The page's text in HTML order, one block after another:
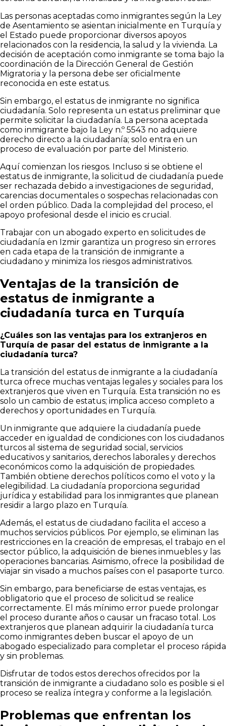
Las personas aceptadas como inmigrantes según la Ley
de Asentamiento se asientan inicialmente en Turquía y
el Estado puede proporcionar diversos apoyos
relacionados con la residencia, la salud y la vivienda. La
decisión de aceptación como inmigrante se toma bajo la
coordinación de la Dirección General de Gestión
Migratoria y la persona debe ser oficialmente
reconocida en este estatus.
Sin embargo, el estatus de inmigrante no significa
ciudadanía. Solo representa un estatus preliminar que
permite solicitar la ciudadanía. La persona aceptada
como inmigrante bajo la Ley n.º 5543 no adquiere
derecho directo a la ciudadanía; solo entra en un
proceso de evaluación por parte del Ministerio.
Aquí comienzan los riesgos. Incluso si se obtiene el
estatus de inmigrante, la solicitud de ciudadanía puede
ser rechazada debido a investigaciones de seguridad,
carencias documentales o sospechas relacionadas con
el orden público. Dada la complejidad del proceso, el
apoyo profesional desde el inicio es crucial.
Trabajar con un abogado experto en solicitudes de
ciudadanía en Izmir garantiza un progreso sin errores
en cada etapa de la transición de inmigrante a
ciudadano y minimiza los riesgos administrativos.
Ventajas de la transición de
estatus de inmigrante a
ciudadanía turca en Turquía
¿Cuáles son las ventajas para los extranjeros en
Turquía de pasar del estatus de inmigrante a la
ciudadanía turca?
La transición del estatus de inmigrante a la ciudadanía
turca ofrece muchas ventajas legales y sociales para los
extranjeros que viven en Turquía. Esta transición no es
solo un cambio de estatus; implica acceso completo a
derechos y oportunidades en Turquía.
Un inmigrante que adquiere la ciudadanía puede
acceder en igualdad de condiciones con los ciudadanos
turcos al sistema de seguridad social, servicios
educativos y sanitarios, derechos laborales y derechos
económicos como la adquisición de propiedades.
También obtiene derechos políticos como el voto y la
elegibilidad. La ciudadanía proporciona seguridad
jurídica y estabilidad para los inmigrantes que planean
residir a largo plazo en Turquía.
Además, el estatus de ciudadano facilita el acceso a
muchos servicios públicos. Por ejemplo, se eliminan las
restricciones en la creación de empresas, el trabajo en el
sector público, la adquisición de bienes inmuebles y las
operaciones bancarias. Asimismo, ofrece la posibilidad de
viajar sin visado a muchos países con el pasaporte turco.
Sin embargo, para beneficiarse de estas ventajas, es
obligatorio que el proceso de solicitud se realice
correctamente. El más mínimo error puede prolongar
el proceso durante años o causar un fracaso total. Los
extranjeros que planean adquirir la ciudadanía turca
como inmigrantes deben buscar el apoyo de un
abogado especializado para completar el proceso rápida
y sin problemas.
Disfrutar de todos estos derechos ofrecidos por la
transición de inmigrante a ciudadano solo es posible si el
proceso se realiza íntegra y conforme a la legislación.
Problemas que enfrentan los